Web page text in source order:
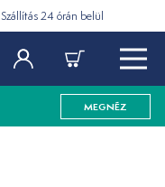
Szállítás 24 órán belül
MEGNÉZ